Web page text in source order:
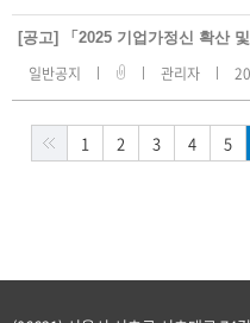
일반공지 관리자
1 2 3 4 5